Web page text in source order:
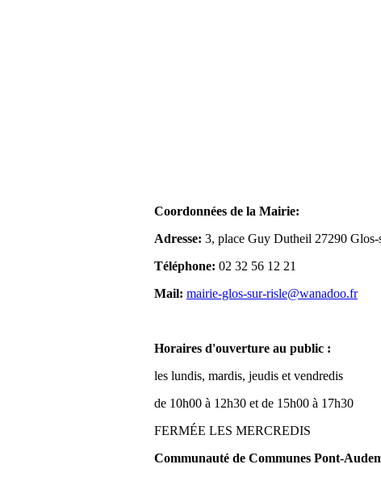
Coordonnées de la Mairie:
Adresse: 3, place Guy Dutheil 27290 Glos-
Téléphone: 02 32 56 12 21
Mail: mairie-glos-sur-risle@wanadoo.fr
Horaires d'ouverture au public :
les lundis, mardis, jeudis et vendredis
de 10h00 à 12h30 et de 15h00 à 17h30
FERMÉE LES MERCREDIS
Communauté de Communes Pont-